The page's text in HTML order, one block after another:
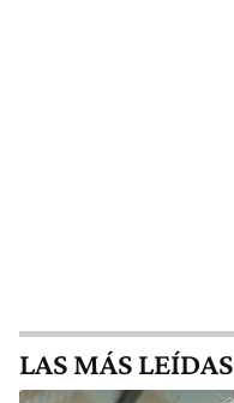
LAS MÁS LEÍDAS